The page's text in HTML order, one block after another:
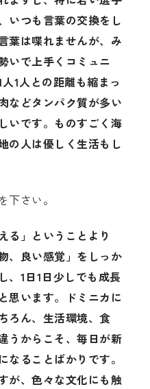
いつも言葉の交換をし
葉は喋れませんが、み
いで上手くコミュニ
1人との距離も縮まっ
などタンパク質が多い
いです。ものすごく海
の人は優しく生活もし
下さい。
る」ということより
、良い感覚」をしっか
、1日1日少しでも成長
思います。ドミニカに
ろん、生活環境、食
うからこそ、毎日が新
ることばかりです。
が、色々な文化にも触